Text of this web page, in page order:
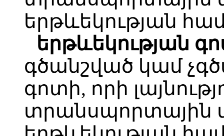
երթևեկության
երթևեկության
գծանշված կամ
գոտի, որի
տրանսպորտային